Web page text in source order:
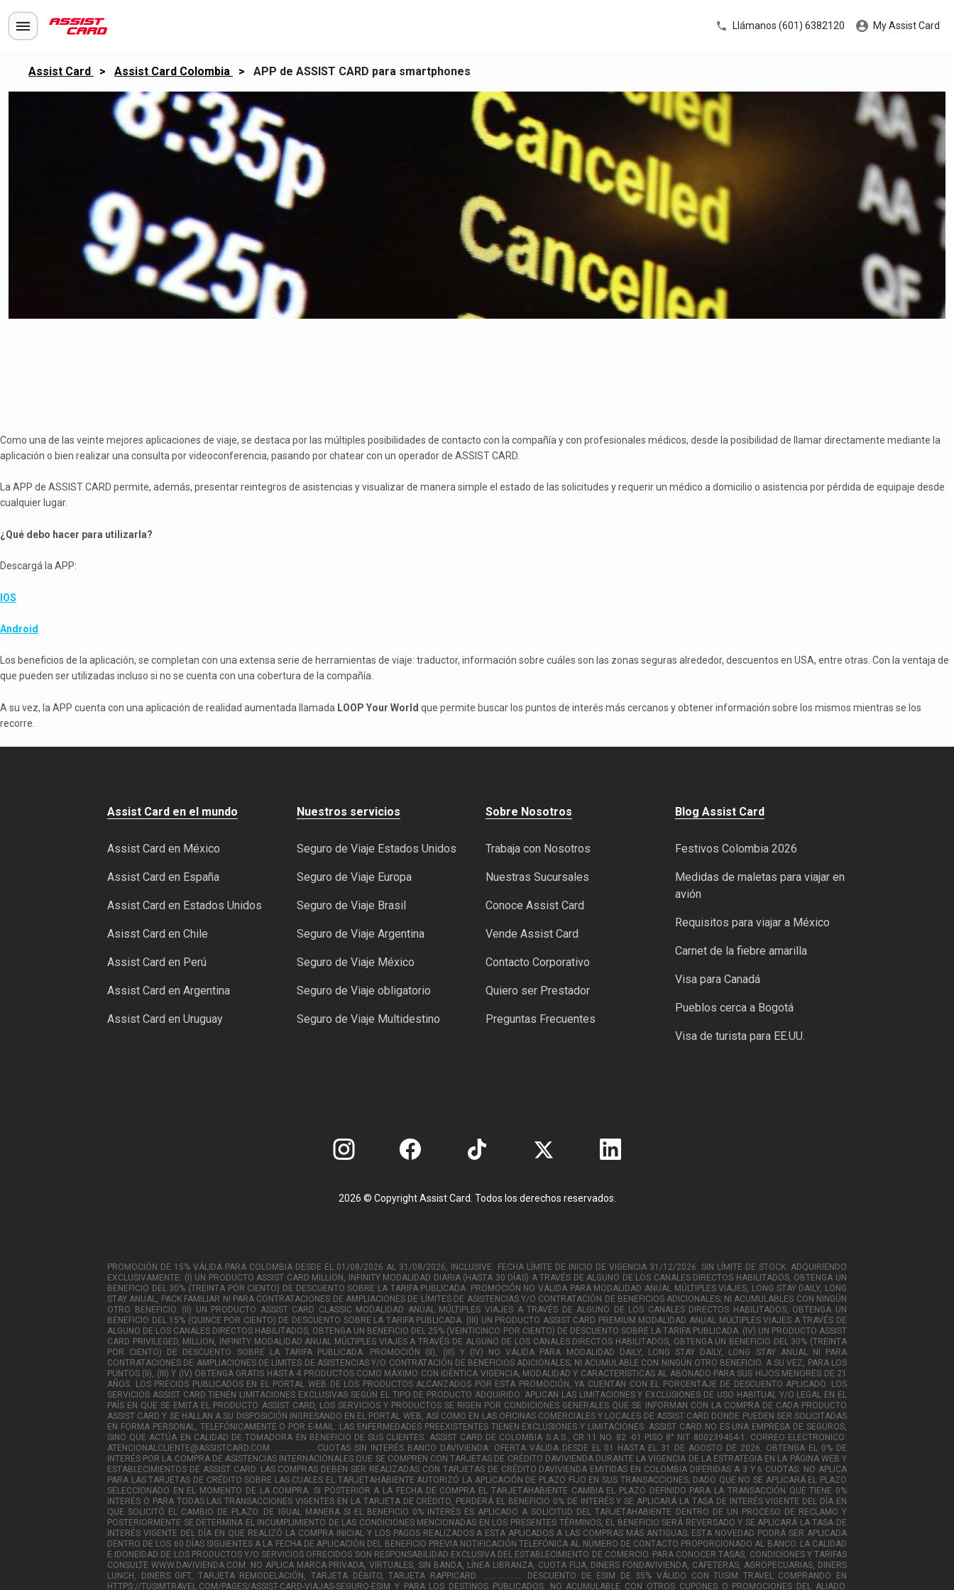
Llámanos (601) 6382120 My Assist Card
Assist Card > Assist Card Colombia > APP de ASSIST CARD para smartphones
Como una de las veinte mejores aplicaciones de viaje, se destaca por las múltiples posibilidades de contacto con la compañía y con profesionales médicos, desde la posibilidad de llamar directamente mediante la
aplicación o bien realizar una consulta por videoconferencia, pasando por chatear con un operador de ASSIST CARD.
La APP de ASSIST CARD permite, además, presentar reintegros de asistencias y visualizar de manera simple el estado de las solicitudes y requerir un médico a domicilio o asistencia por pérdida de equipaje desde
cualquier lugar.
¿Qué debo hacer para utilizarla?
Descargá la APP:
IOS
Android
Los beneficios de la aplicación, se completan con una extensa serie de herramientas de viaje: traductor, información sobre cuáles son las zonas seguras alrededor, descuentos en USA, entre otras. Con la ventaja de
que pueden ser utilizadas incluso si no se cuenta con una cobertura de la compañía.
A su vez, la APP cuenta con una aplicación de realidad aumentada llamada LOOP Your World que permite buscar los puntos de interés más cercanos y obtener información sobre los mismos mientras se los
recorre.
Assist Card en el mundo
Assist Card en México
Assist Card en España
Assist Card en Estados Unidos
Asisst Card en Chile
Assist Card en Perú
Assist Card en Argentina
Assist Card en Uruguay
Nuestros servicios
Seguro de Viaje Estados Unidos
Seguro de Viaje Europa
Seguro de Viaje Brasil
Seguro de Viaje Argentina
Seguro de Viaje México
Seguro de Viaje obligatorio
Seguro de Viaje Multidestino
Sobre Nosotros
Trabaja con Nosotros
Nuestras Sucursales
Conoce Assist Card
Vende Assist Card
Contacto Corporativo
Quiero ser Prestador
Preguntas Frecuentes
Blog Assist Card
Festivos Colombia 2026
Medidas de maletas para viajar en
avión
Requisitos para viajar a México
Carnet de la fiebre amarilla
Visa para Canadá
Pueblos cerca a Bogotá
Visa de turista para EE.UU.
2026 © Copyright Assist Card. Todos los derechos reservados.
PROMOCIÓN DE 15% VÁLIDA PARA COLOMBIA DESDE EL 01/08/2026 AL 31/08/2026, INCLUSIVE. FECHA LÍMITE DE INICIO DE VIGENCIA 31/12/2026. SIN LÍMITE DE STOCK. ADQUIRIENDO
EXCLUSIVAMENTE: (I) UN PRODUCTO ASSIST CARD MILLION, INFINITY MODALIDAD DIARIA (HASTA 30 DÍAS) A TRAVÉS DE ALGUNO DE LOS CANALES DIRECTOS HABILITADOS, OBTENGA UN
BENEFICIO DEL 30% (TREINTA POR CIENTO) DE DESCUENTO SOBRE LA TARIFA PUBLICADA. PROMOCIÓN NO VÁLIDA PARA MODALIDAD ANUAL MÚLTIPLES VIAJES, LONG STAY DAILY, LONG
STAY ANUAL, PACK FAMILIAR NI PARA CONTRATACIONES DE AMPLIACIONES DE LÍMITES DE ASISTENCIAS Y/O CONTRATACIÓN DE BENEFICIOS ADICIONALES; NI ACUMULABLES CON NINGÚN
OTRO BENEFICIO. (II) UN PRODUCTO ASSIST CARD CLASSIC MODALIDAD ANUAL MÚLTIPLES VIAJES A TRAVÉS DE ALGUNO DE LOS CANALES DIRECTOS HABILITADOS, OBTENGA UN
BENEFICIO DEL 15% (QUINCE POR CIENTO) DE DESCUENTO SOBRE LA TARIFA PUBLICADA. (III) UN PRODUCTO ASSIST CARD PREMIUM MODALIDAD ANUAL MÚLTIPLES VIAJES A TRAVÉS DE
ALGUNO DE LOS CANALES DIRECTOS HABILITADOS, OBTENGA UN BENEFICIO DEL 25% (VEINTICINCO POR CIENTO) DE DESCUENTO SOBRE LA TARIFA PUBLICADA. (IV) UN PRODUCTO ASSIST
CARD PRIVILEGED, MILLION, INFINITY MODALIDAD ANUAL MÚLTIPLES VIAJES A TRAVÉS DE ALGUNO DE LOS CANALES DIRECTOS HABILITADOS, OBTENGA UN BENEFICIO DEL 30% (TREINTA
POR CIENTO) DE DESCUENTO SOBRE LA TARIFA PUBLICADA. PROMOCIÓN (II), (III) Y (IV) NO VÁLIDA PARA MODALIDAD DAILY, LONG STAY DAILY, LONG STAY ANUAL NI PARA
CONTRATACIONES DE AMPLIACIONES DE LÍMITES DE ASISTENCIAS Y/O CONTRATACIÓN DE BENEFICIOS ADICIONALES; NI ACUMULABLE CON NINGÚN OTRO BENEFICIO. A SU VEZ, PARA LOS
PUNTOS (II), (III) Y (IV) OBTENGA GRATIS HASTA 4 PRODUCTOS COMO MÁXIMO CON IDÉNTICA VIGENCIA, MODALIDAD Y CARACTERÍSTICAS AL ABONADO PARA SUS HIJOS MENORES DE 21
AÑOS. LOS PRECIOS PUBLICADOS EN EL PORTAL WEB DE LOS PRODUCTOS ALCANZADOS POR ESTA PROMOCIÓN, YA CUENTAN CON EL PORCENTAJE DE DESCUENTO APLICADO. LOS
SERVICIOS ASSIST CARD TIENEN LIMITACIONES EXCLUSIVAS SEGÚN EL TIPO DE PRODUCTO ADQUIRIDO. APLICAN LAS LIMITACIONES Y EXCLUSIONES DE USO HABITUAL Y/O LEGAL EN EL
PAÍS EN QUE SE EMITA EL PRODUCTO ASSIST CARD, LOS SERVICIOS Y PRODUCTOS SE RIGEN POR CONDICIONES GENERALES QUE SE INFORMAN CON LA COMPRA DE CADA PRODUCTO
ASSIST CARD Y SE HALLAN A SU DISPOSICIÓN INGRESANDO EN EL PORTAL WEB, ASÍ COMO EN LAS OFICINAS COMERCIALES Y LOCALES DE ASSIST CARD DONDE PUEDEN SER SOLICITADAS
EN FORMA PERSONAL, TELEFÓNICAMENTE O POR E-MAIL. LAS ENFERMEDADES PREEXISTENTES TIENEN EXCLUSIONES Y LIMITACIONES. ASSIST CARD NO ES UNA EMPRESA DE SEGUROS,
SINO QUE ACTÚA EN CALIDAD DE TOMADORA EN BENEFICIO DE SUS CLIENTES. ASSIST CARD DE COLOMBIA S.A.S., CR 11 NO. 82 -01 PISO 8° NIT 800239454-1. CORREO ELECTRONICO:
ATENCIONALCLIENTE@ASSISTCARD.COM ................... CUOTAS SIN INTERÉS BANCO DAVIVIENDA: OFERTA VÁLIDA DESDE EL 01 HASTA EL 31 DE AGOSTO DE 2026. OBTENGA EL 0% DE
INTERÉS POR LA COMPRA DE ASISTENCIAS INTERNACIONALES QUE SE COMPREN CON TARJETAS DE CRÉDITO DAVIVIENDA DURANTE LA VIGENCIA DE LA ESTRATEGIA EN LA PÁGINA WEB Y
ESTABLECIMIENTOS DE ASSIST CARD. LAS COMPRAS DEBEN SER REALIZADAS CON TARJETAS DE CRÉDITO DAVIVIENDA EMITIDAS EN COLOMBIA DIFERIDAS A 3 Y 6 CUOTAS. NO APLICA
PARA LAS TARJETAS DE CRÉDITO SOBRE LAS CUALES EL TARJETAHABIENTE AUTORIZÓ LA APLICACIÓN DE PLAZO FIJO EN SUS TRANSACCIONES, DADO QUE NO SE APLICARÁ EL PLAZO
SELECCIONADO EN EL MOMENTO DE LA COMPRA. SI POSTERIOR A LA FECHA DE COMPRA EL TARJETAHABIENTE CAMBIA EL PLAZO DEFINIDO PARA LA TRANSACCIÓN QUE TIENE 0%
INTERÉS O PARA TODAS LAS TRANSACCIONES VIGENTES EN LA TARJETA DE CRÉDITO, PERDERÁ EL BENEFICIO 0% DE INTERÉS Y SE APLICARÁ LA TASA DE INTERÉS VIGENTE DEL DÍA EN
QUE SOLICITÓ EL CAMBIO DE PLAZO. DE IGUAL MANERA SI EL BENEFICIO 0% INTERÉS ES APLICADO A SOLICITUD DEL TARJETAHABIENTE DENTRO DE UN PROCESO DE RECLAMO Y
POSTERIORMENTE SE DETERMINA EL INCUMPLIMIENTO DE LAS CONDICIONES MENCIONADAS EN LOS PRESENTES TÉRMINOS, EL BENEFICIO SERÁ REVERSADO Y SE APLICARÁ LA TASA DE
INTERÉS VIGENTE DEL DÍA EN QUE REALIZÓ LA COMPRA INICIAL Y LOS PAGOS REALIZADOS A ESTA APLICADOS A LAS COMPRAS MÁS ANTIGUAS; ESTA NOVEDAD PODRÁ SER APLICADA
DENTRO DE LOS 60 DÍAS SIGUIENTES A LA FECHA DE APLICACIÓN DEL BENEFICIO PREVIA NOTIFICACIÓN TELEFÓNICA AL NÚMERO DE CONTACTO PROPORCIONADO AL BANCO. LA CALIDAD
E IDONEIDAD DE LOS PRODUCTOS Y/O SERVICIOS OFRECIDOS SON RESPONSABILIDAD EXCLUSIVA DEL ESTABLECIMIENTO DE COMERCIO. PARA CONOCER TASAS, CONDICIONES Y TARIFAS
CONSULTE WWW.DAVIVIENDA.COM. NO APLICA MARCA PRIVADA, VIRTUALES, SIN BANDA, LÍNEA LIBRANZA, CUOTA FIJA, DINERS FONDAVIVIENDA, CAFETERAS, AGROPECUARIAS, DINERS
LUNCH, DINERS GIFT, TARJETA REMODELACIÓN, TARJETA DÉBITO, TARJETA RAPPICARD. ................... DESCUENTO DE ESIM DE 35% VÁLIDO CON TUSIM TRAVEL COMPRANDO EN
HTTPS://TUSIMTRAVEL.COM/PAGES/ASSIST-CARD-VIAJAS-SEGURO-ESIM Y PARA LOS DESTINOS PUBLICADOS. NO ACUMULABLE CON OTROS CUPONES O PROMOCIONES DEL ALIADO.